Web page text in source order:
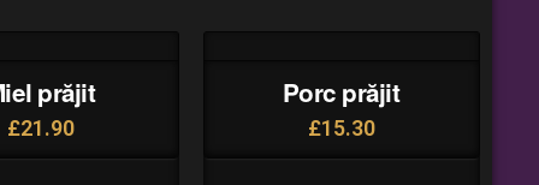
prăjit
£21.90
Porc prăjit
£15.30